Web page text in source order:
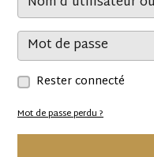
Rester connecté
Mot de passe perdu ?